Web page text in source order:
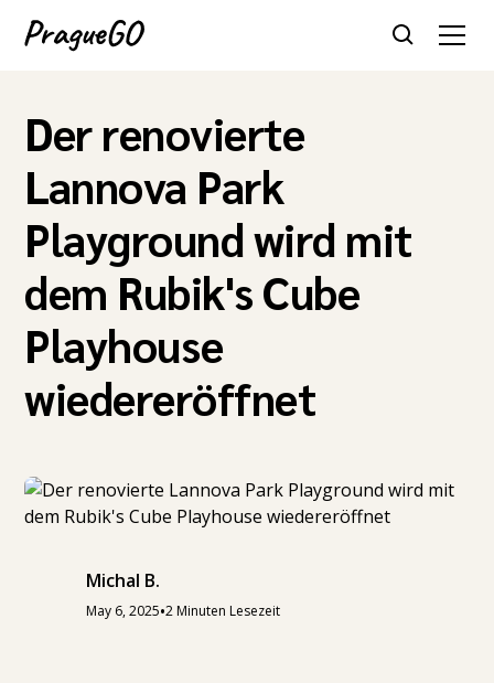
Der renovierte
Lannova Park
Playground wird mit
dem Rubik's Cube
Playhouse
wiedereröffnet
Michal B.
May 6, 2025•2 Minuten Lesezeit